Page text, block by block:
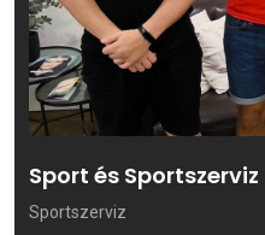
Sport és Sportszerviz
Sportszerviz